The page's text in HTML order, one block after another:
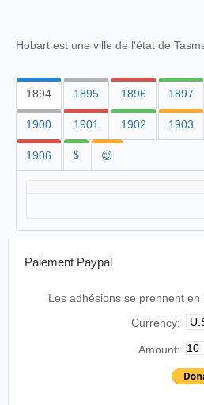
Hobart est une ville de l'état de
1894 1895 1896 1897
1900 1901 1902 1903
1906 $ 😊
Paiement Paypal
Les adhésions se prennent en
Currency:
Amount: